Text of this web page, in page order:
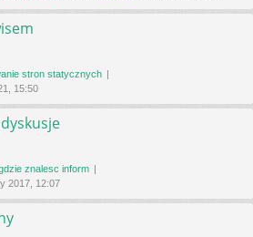
stron statycznych
15:50
znalesc inform
2017, 12:07